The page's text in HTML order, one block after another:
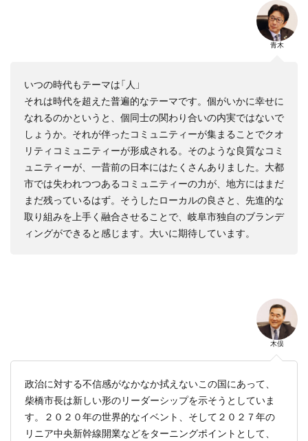
青木
いつの時代もテーマは「人」
それは時代を超えた普遍的なテーマです。個がいかに幸せに
なれるのかというと、個同士の関わり合いの内実ではないで
しょうか。それが伴ったコミュニティーが集まることでクオ
リティコミュニティーが形成される。そのような良質なコミ
ュニティーが、一昔前の日本にはたくさんありました。大都
市では失われつつあるコミュニティーの力が、地方にはまだ
まだ残っているはず。そうしたローカルの良さと、先進的な
取り組みを上手く融合させることで、岐阜市独自のブランデ
ィングができると感じます。大いに期待しています。
木俣
政治に対する不信感がなかなか拭えないこの国にあって、
柴橋市長は新しい形のリーダーシップを示そうとしていま
す。２０２０年の世界的なイベント、そして２０２７年の
リニア中央新幹線開業などをターニングポイントとして、